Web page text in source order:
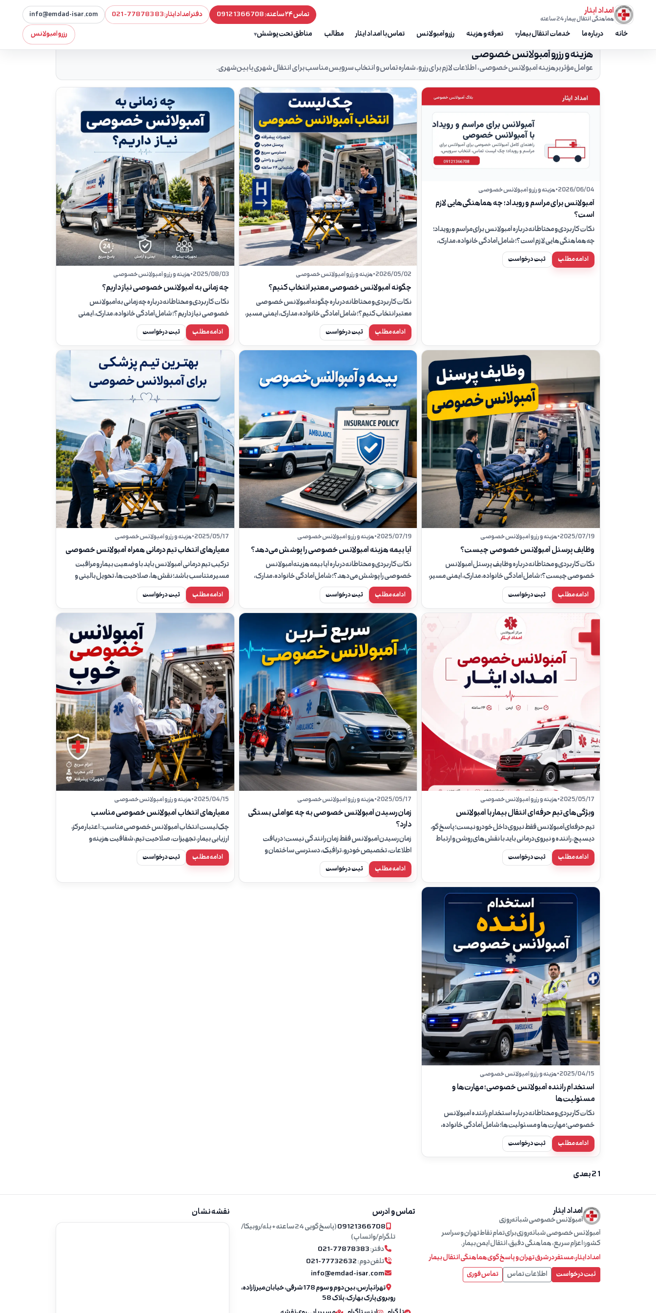
رفتن به محتواامداد ایثار
هماهنگی انتقال بیمار 24 ساعته تماس ۲۴ ساعته: 09121366708
info@emdad-isar.com دفتر امداد ایثار:021-77878383
خانه درباره ما خدمات انتقال بیمار تعرفه و هزینه رزرو آمبولانس تماس با امداد ایثار مطالب مناطق تحت پوشش رزرو آمبولانس
هزینه و رزرو آمبولانس خصوصی
عوامل مؤثر بر هزینه آمبولانس خصوصی، اطلاعات لازم برای رزرو، شماره تماس و انتخاب سرویس مناسب برای انتقال شهری یا بین‌شهری.
2026/06/04
•هزینه و رزرو آمبولانس خصوصی
آمبولانس برای مراسم و رویداد؛ چه هماهنگی‌هایی لازم
است؟
نکات کاربردی و محتاطانه درباره آمبولانس برای مراسم و رویداد؛
چه هماهنگی‌هایی لازم است؟؛ شامل آمادگی خانواده، مدارک،
ایمنی مسیر، نقش همراه بیمار و زمان تماس با ۱۱۵.
ادامه مطلب ثبت درخواست
2026/05/02
•هزینه و رزرو آمبولانس خصوصی
چگونه آمبولانس خصوصی معتبر انتخاب کنیم؟
نکات کاربردی و محتاطانه درباره چگونه آمبولانس خصوصی
معتبر انتخاب کنیم؟؛ شامل آمادگی خانواده، مدارک، ایمنی مسیر،
نقش همراه بیمار و زمان تماس با ۱۱۵.
ادامه مطلب ثبت درخواست
2025/08/03
•هزینه و رزرو آمبولانس خصوصی
چه زمانی به آمبولانس خصوصی نیاز داریم؟
نکات کاربردی و محتاطانه درباره چه زمانی به آمبولانس
خصوصی نیاز داریم؟؛ شامل آمادگی خانواده، مدارک، ایمنی
مسیر، نقش همراه بیمار و زمان تماس با ۱۱۵.
ادامه مطلب ثبت درخواست
2025/07/19
•هزینه و رزرو آمبولانس خصوصی
وظایف پرسنل آمبولانس خصوصی چیست؟
نکات کاربردی و محتاطانه درباره وظایف پرسنل آمبولانس
خصوصی چیست؟؛ شامل آمادگی خانواده، مدارک، ایمنی مسیر،
نقش همراه بیمار و زمان تماس با ۱۱۵.
ادامه مطلب ثبت درخواست
2025/07/19
•هزینه و رزرو آمبولانس خصوصی
آیا بیمه هزینه آمبولانس خصوصی را پوشش می‌دهد؟
نکات کاربردی و محتاطانه درباره آیا بیمه هزینه آمبولانس
خصوصی را پوشش می‌دهد؟؛ شامل آمادگی خانواده، مدارک،
ایمنی مسیر، نقش همراه بیمار و زمان تماس با ۱۱۵.
ادامه مطلب ثبت درخواست
2025/05/17
•هزینه و رزرو آمبولانس خصوصی
معیارهای انتخاب تیم درمانی همراه آمبولانس خصوصی
ترکیب تیم درمانی آمبولانس باید با وضعیت بیمار و مراقبت
مسیر متناسب باشد؛ نقش‌ها، صلاحیت‌ها، تحویل بالینی و
پرسش‌های مهم را بشناسید.
ادامه مطلب ثبت درخواست
2025/05/17
•هزینه و رزرو آمبولانس خصوصی
ویژگی‌های تیم حرفه‌ای انتقال بیمار با آمبولانس
تیم حرفه‌ای آمبولانس فقط نیروی داخل خودرو نیست؛ پاسخ‌گو،
دیسپچ، راننده و نیروی درمانی باید با نقش‌های روشن و ارتباط
منظم کار کنند.
ادامه مطلب ثبت درخواست
2025/05/17
•هزینه و رزرو آمبولانس خصوصی
زمان رسیدن آمبولانس خصوصی به چه عواملی بستگی
دارد؟
زمان رسیدن آمبولانس فقط زمان رانندگی نیست؛ دریافت
اطلاعات، تخصیص خودرو، ترافیک، دسترسی ساختمان و
آماده‌بودن بیمار را بشناسید.
ادامه مطلب ثبت درخواست
2025/04/15
•هزینه و رزرو آمبولانس خصوصی
معیارهای انتخاب آمبولانس خصوصی مناسب
چک‌لیست انتخاب آمبولانس خصوصی مناسب: اعتبار مرکز،
ارزیابی بیمار، تجهیزات، صلاحیت تیم، شفافیت هزینه و
نشانه‌های هشدار.
ادامه مطلب ثبت درخواست
2025/04/15
•هزینه و رزرو آمبولانس خصوصی
استخدام راننده آمبولانس خصوصی؛ مهارت‌ها و
مسئولیت‌ها
نکات کاربردی و محتاطانه درباره استخدام راننده آمبولانس
خصوصی؛ مهارت‌ها و مسئولیت‌ها؛ شامل آمادگی خانواده،
مدارک، ایمنی مسیر، نقش همراه بیمار و زمان تماس با ۱۱۵.
ادامه مطلب ثبت درخواست
صفحه‌بندی
نوشته‌ها
1
2بعدی
امداد ایثار
آمبولانس خصوصی شبانه‌روزی
آمبولانس خصوصی شبانه‌روزی برای تمام نقاط تهران و سراسر
کشور؛ اعزام سریع، هماهنگی دقیق، انتقال ایمن بیمار.
امداد ایثار، مستقر در شرق تهران و پاسخ‌گوی هماهنگی انتقال بیمار
ثبت درخواست
اطلاعات تماس تماس فوری
تماس و آدرس
09121366708
(پاسخ‌گویی 24 ساعته + بله/روبیکا/
تلگرام/واتساپ)
دفتر:021-77878383
تلفن دوم:021-77732632
info@emdad-isar.com
تهرانپارس، بین دوم و سوم 178 شرقی، خیابان میرزازاده،
روبروی پارک بهارک، پلاک 58
نقشه نشان